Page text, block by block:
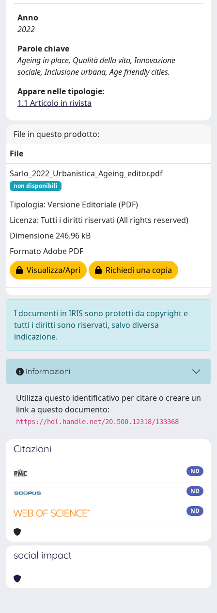
Anno
2022
Parole chiave
Ageing in place, Qualità della vita, Innovazione
sociale, Inclusione urbana, Age friendly cities.
Appare nelle tipologie:
1.1 Articolo in rivista
File in questo prodotto:
File
Sarlo_2022_Urbanistica_Ageing_editor.pdf
non disponibili
Tipologia: Versione Editoriale (PDF)
Licenza: Tutti i diritti riservati (All rights reserved)
Dimensione 246.96 kB
Formato Adobe PDF
Visualizza/Apri
Richiedi una copia
I documenti in IRIS sono protetti da copyright e
tutti i diritti sono riservati, salvo diversa
indicazione.
Informazioni
Utilizza questo identificativo per citare o creare un
link a questo documento:
https://hdl.handle.net/20.500.12318/133368
Citazioni
ND
ND
ND
social impact